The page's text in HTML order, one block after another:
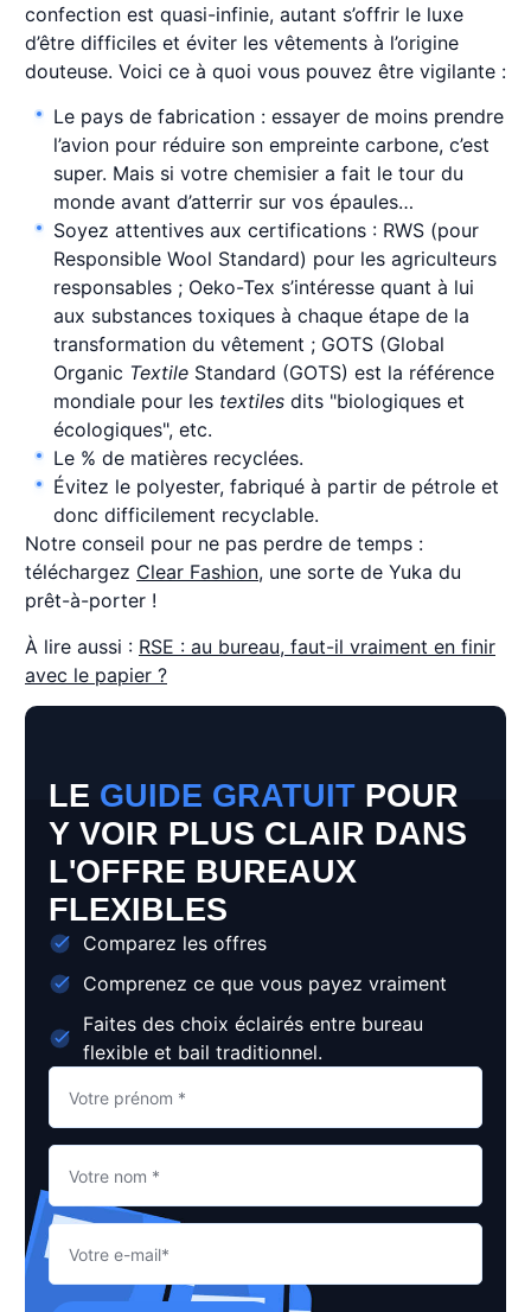
confection est quasi-infinie, autant s’offrir le luxe
d’être difficiles et éviter les vêtements à l’origine
douteuse. Voici ce à quoi vous pouvez être vigilante :
Le pays de fabrication : essayer de moins prendre
l’avion pour réduire son empreinte carbone, c’est
super. Mais si votre chemisier a fait le tour du
monde avant d’atterrir sur vos épaules…
Soyez attentives aux certifications : RWS (pour
Responsible Wool Standard) pour les agriculteurs
responsables ; Oeko-Tex s’intéresse quant à lui
aux substances toxiques à chaque étape de la
transformation du vêtement ; GOTS (Global
Organic Textile Standard (GOTS) est la référence
mondiale pour les textiles dits "biologiques et
écologiques", etc.
Le % de matières recyclées.
Évitez le polyester, fabriqué à partir de pétrole et
donc difficilement recyclable.
Notre conseil pour ne pas perdre de temps :
téléchargez Clear Fashion, une sorte de Yuka du
prêt-à-porter !
À lire aussi : RSE : au bureau, faut-il vraiment en finir
avec le papier ?
LE GUIDE GRATUIT POUR
Y VOIR PLUS CLAIR DANS
L'OFFRE BUREAUX
FLEXIBLES
Comparez les offres
Comprenez ce que vous payez vraiment
Faites des choix éclairés entre bureau
flexible et bail traditionnel.